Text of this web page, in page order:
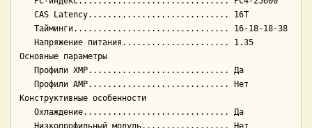
Основные параметры
Конструктивные особенности